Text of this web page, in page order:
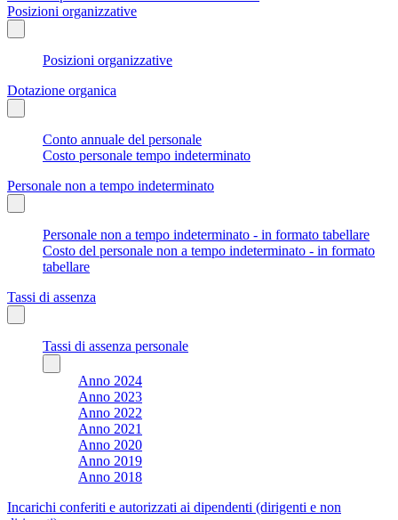
Posizioni organizzative
Posizioni organizzative
Dotazione organica
Conto annuale del personale
Costo personale tempo indeterminato
Personale non a tempo indeterminato
Personale non a tempo indeterminato - in formato tabellare
Costo del personale non a tempo indeterminato - in formato
tabellare
Tassi di assenza
Tassi di assenza personale
Anno 2024
Anno 2023
Anno 2022
Anno 2021
Anno 2020
Anno 2019
Anno 2018
Incarichi conferiti e autorizzati ai dipendenti (dirigenti e non